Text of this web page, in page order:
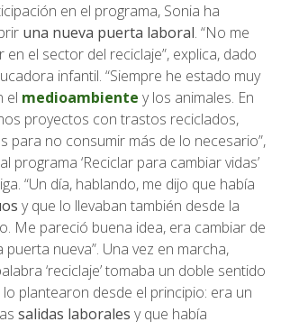
en el programa, Sonia ha
una nueva puerta laboral. “No me
en el sector del reciclaje”, explica, dado
infantil. “Siempre he estado muy
el medioambiente y los animales. En
proyectos con trastos reciclados,
para no consumir más de lo necesario”,
programa ‘Reciclar para cambiar vidas’
“Un día, hablando, me dijo que había
y que lo llevaban también desde la
Me pareció buena idea, era cambiar de
nueva”. Una vez en marcha,
‘reciclaje’ tomaba un doble sentido
plantearon desde el principio: era un
salidas laborales y que había